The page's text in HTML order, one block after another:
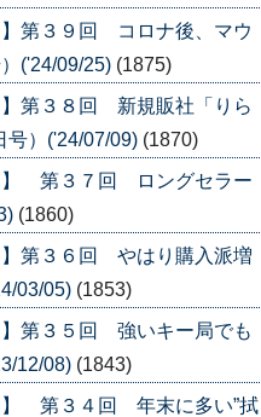
】第３９回 コロナ後、マウ
('24/09/25) (1875)
】第３８回 新規販社「りら
号）('24/07/09) (1870)
】 第３７回 ロングセラー
(1860)
】第３６回 やはり購入派増
03/05) (1853)
】第３５回 強いキー局でも
12/08) (1843)
】 第３４回 年末に多い”拭